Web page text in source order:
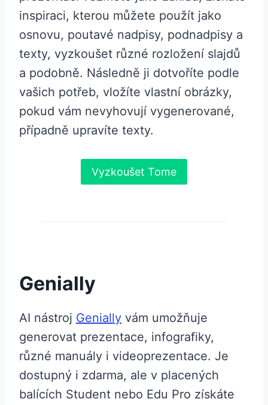
inspiraci, kterou můžete použít jako
osnovu, poutavé nadpisy, podnadpisy a
texty, vyzkoušet různé rozložení slajdů
a podobně. Následně ji dotvoříte podle
vašich potřeb, vložíte vlastní obrázky,
pokud vám nevyhovují vygenerované,
případně upravíte texty.
Vyzkoušet Tome
Genially
AI nástroj Genially vám umožňuje
generovat prezentace, infografiky,
různé manuály i videoprezentace. Je
dostupný i zdarma, ale v placených
balících Student nebo Edu Pro získáte